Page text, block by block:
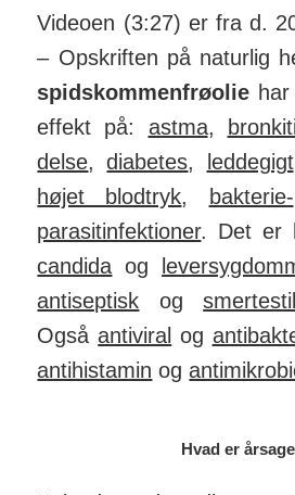
Videoen (3:27) er fra d.
– Op­skriften på na­turlig
spids­kom­men­frø­olie
effekt på: astma,
delse,dia­betes, led­de­gigt
højet blod­tryk, bak­terie-
para­sit­in­fek­tioner. Det er
can­dida og
anti­sep­tisk og
Ogsåanti­viral og
anti­hi­stamin og
Hvad er